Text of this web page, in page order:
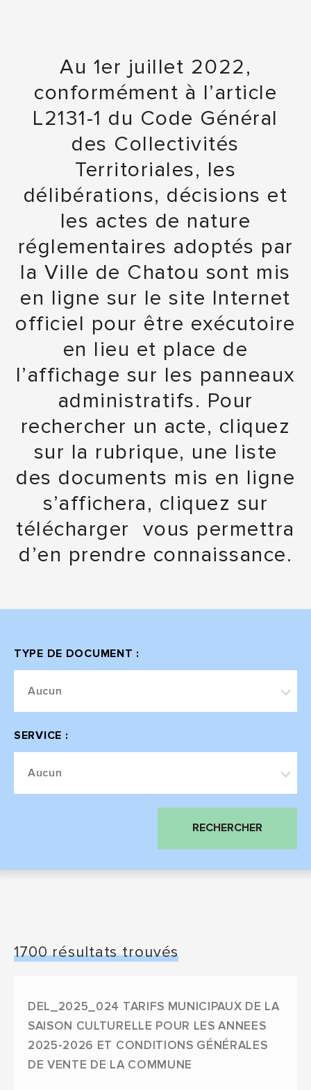
Au 1er juillet 2022,
conformément à l’article
L2131-1 du Code Général
des Collectivités
Territoriales, les
délibérations, décisions et
les actes de nature
réglementaires adoptés par
la Ville de Chatou sont mis
en ligne sur le site Internet
officiel pour être exécutoire
en lieu et place de
l’affichage sur les panneaux
administratifs. Pour
rechercher un acte, cliquez
sur la rubrique, une liste
des documents mis en ligne
s’affichera, cliquez sur
télécharger vous permettra
d’en prendre connaissance.
TYPE DE DOCUMENT :
Aucun
SERVICE :
Aucun
RECHERCHER
Liste des publicités des actes
1700 résultats trouvés
DEL_2025_024 TARIFS MUNICIPAUX DE LA
SAISON CULTURELLE POUR LES ANNEES
2025-2026 ET CONDITIONS GÉNÉRALES
DE VENTE DE LA COMMUNE